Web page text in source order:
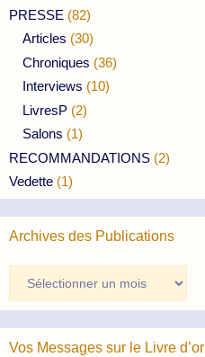
PRESSE (82)
Articles (30)
Chroniques (36)
Interviews (10)
LivresP (2)
Salons (1)
RECOMMANDATIONS (2)
Vedette (1)
Archives des Publications
des
Publications
Vos Messages sur le Livre d’or